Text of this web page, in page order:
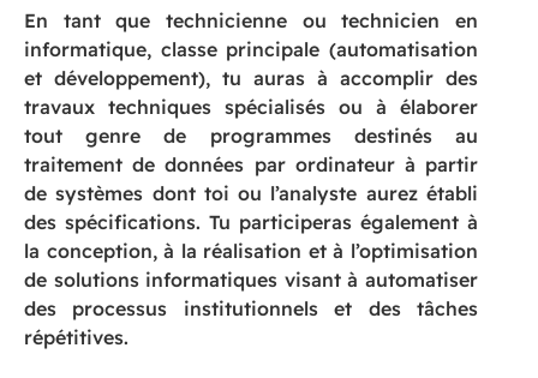
En tant que technicienne ou technicien en
informatique, classe principale (automatisation
et développement), tu auras à accomplir des
travaux techniques spécialisés ou à élaborer
tout genre de programmes destinés au
traitement de données par ordinateur à partir
de systèmes dont toi ou l’analyste aurez établi
des spécifications. Tu participeras également à
la conception, à la réalisation et à l’optimisation
de solutions informatiques visant à automatiser
des processus institutionnels et des tâches
répétitives.